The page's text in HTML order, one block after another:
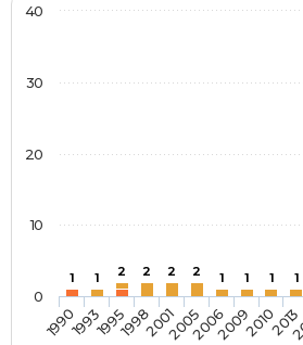
1 1 2 2 2 2 1 1 1 1
1990199319951998200120052006200920102013
0
10
20
30
40